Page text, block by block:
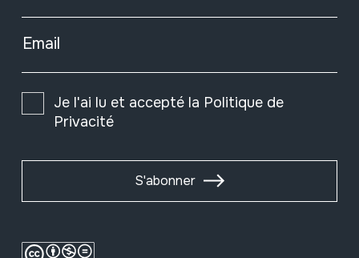
Email
Je l'ai lu et accepté la Politique de
Privacité
S'abonner